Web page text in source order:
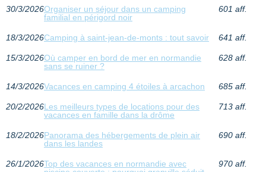
30/3/2026Organiser un séjour dans un camping
familial en périgord noir
601 aff.
18/3/2026Camping à saint-jean-de-monts : tout savoir 641 aff.
15/3/2026Où camper en bord de mer en normandie
sans se ruiner ?
628 aff.
14/3/2026Vacances en camping 4 étoiles à arcachon 685 aff.
20/2/2026Les meilleurs types de locations pour des
vacances en famille dans la drôme
713 aff.
18/2/2026Panorama des hébergements de plein air
dans les landes
690 aff.
26/1/2026Top des vacances en normandie avec
970 aff.